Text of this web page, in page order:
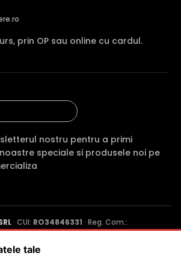
prin OP sau online cu cardul.
nostru pentru a primi
speciale si produsele noi pe
· CUI: RO34846331 · Reg. Com.:
social: 200 RON · Sediu: Str. Petrache
Jud. Dolj ·
tale